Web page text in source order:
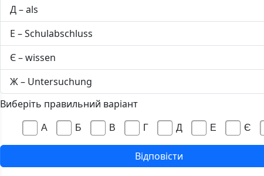
Д – als
Е – Schulabschluss
Є – wissen
Ж – Untersuchung
Виберіть правильний варіант
А Б В Г Д Е Є